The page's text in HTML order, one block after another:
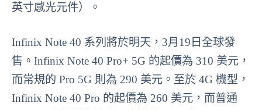
英寸感光元件）。
Infinix Note 40 系列將於明天，3月19日全球發
售。Infinix Note 40 Pro+ 5G 的起價為 310 美元，
而常規的 Pro 5G 則為 290 美元。至於 4G 機型，
Infinix Note 40 Pro 的起價為 260 美元，而普通